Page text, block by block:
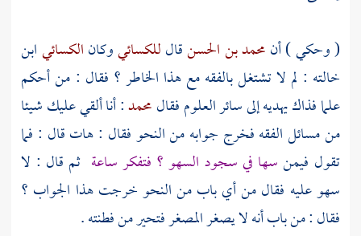
( وحكي ) أنمحمد بن الحسنقالللكسائيوكانالكسائيابن
خالته : لم لا تشتغل بالفقه مع هذا الخاطر ؟ فقال : من أحكم
علما فذاك يهديه إلى سائر العلوم فقالمحمد: أنا ألقي عليك شيئا
من مسائل الفقه فخرج جوابه من النحو فقال : هات قال : فما
تقول فيمنسها في سجود السهو ؟ فتفكر ساعة ثم قال : لا
سهو عليه فقال من أي باب من النحو خرجت هذا الجواب ؟
فقال : من باب أنه لا يصغر المصغر فتحير من فطنته .